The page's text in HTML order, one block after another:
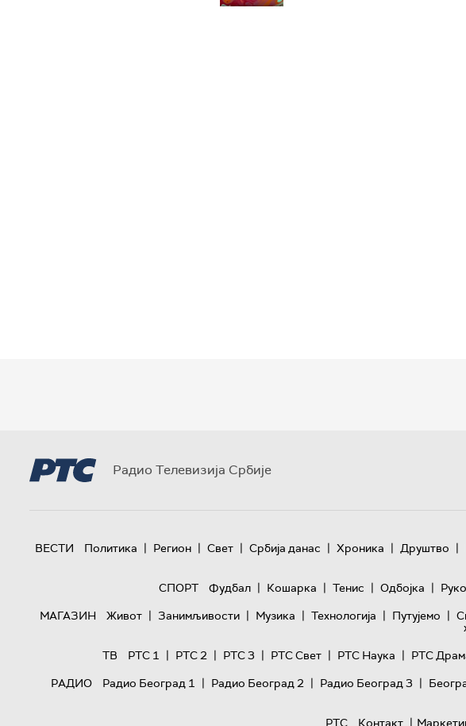
Радио Телевизија Србије
ВЕСТИ Политика | Регион | Свет | Србија данас | Хроника | Друштво |
СПОРТ
Фудбал | Кошарка | Тенис | Одбојка |
МАГАЗИН
Живот | Занимљивости | Музика | Технологијa | Путујемо |
ТВ
РТС 1 | РТС 2 | РТС 3 | РТС Свет | РТС Наука | РТС
РАДИО
Радио Београд 1 | Радио Београд 2 | Радио Београд 3 |
РТС
Контакт |